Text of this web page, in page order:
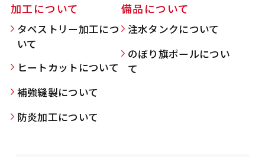
加工について
タペストリー加工につ
いて
ヒートカットについて
補強縫製について
防炎加工について
備品について
注水タンクについて
のぼり旗ポールについ
て
Aバナー(60x180)
Aバナーは三角の形状を利用することでA面B面2
種のデザインを楽しむことができます。前からも
後ろからもアピールができる両面対応のバナーで
自由入力(180x60以内)
お好みのサイズで縦幕・横幕の作成が可能です。
長辺が180cm以内、短辺が60cm以内であれば自
由なサイズを指定下さい！